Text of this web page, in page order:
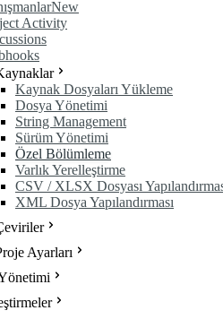
New
Activity
Kaynak Dosyaları Yükleme
Dosya Yönetimi
String Management
Sürüm Yönetimi
Özel Bölümleme
Varlık Yerelleştirme
CSV / XLSX Dosyası
XML Dosya Yapılandırması
Ayarları